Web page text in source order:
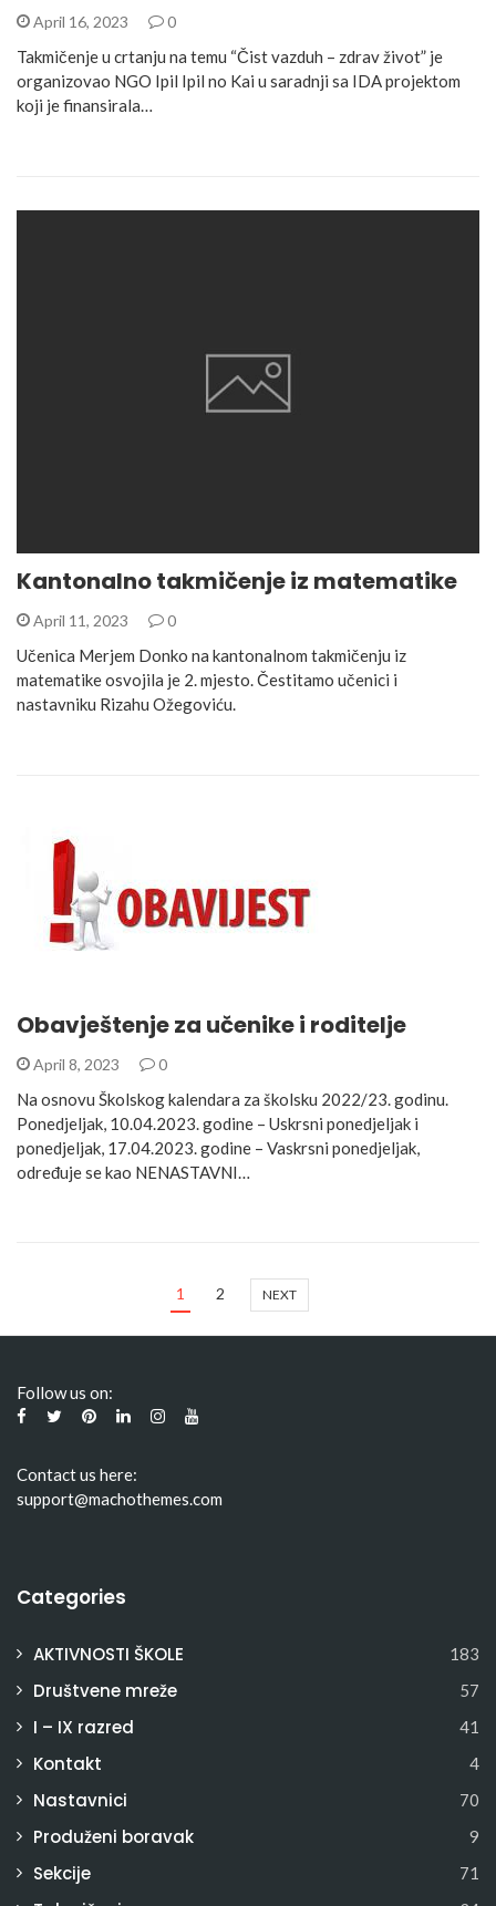
April 16, 2023 0
Takmičenje u crtanju na temu “Čist vazduh – zdrav život” je
organizovao NGO Ipil Ipil no Kai u saradnji sa IDA projektom
koji je finansirala…
Kantonalno takmičenje iz matematike
April 11, 2023 0
Učenica Merjem Donko na kantonalnom takmičenju iz
matematike osvojila je 2. mjesto. Čestitamo učenici i
nastavniku Rizahu Ožegoviću.
Obavještenje za učenike i roditelje
April 8, 2023 0
Na osnovu Školskog kalendara za školsku 2022/23. godinu.
Ponedjeljak, 10.04.2023. godine – Uskrsni ponedjeljak i
ponedjeljak, 17.04.2023. godine – Vaskrsni ponedjeljak,
određuje se kao NENASTAVNI…
1 2 NEXT
Follow us on:
Contact us here:
support@machothemes.com
Categories
AKTIVNOSTI ŠKOLE 183
Društvene mreže 57
I – IX razred 41
Kontakt 4
Nastavnici 70
Produženi boravak 9
Sekcije 71